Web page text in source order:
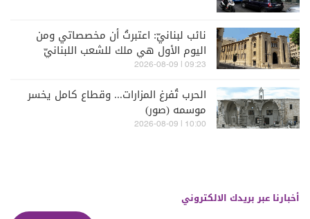
نائب لبنانيّ: اعتبرتُ أن مخصصاتي ومن
اليوم الأول هي ملك للشعب اللبنانيّ
09:23 | 2026-08-09
الحرب تُفرغ المزارات... وقطاع كامل يخسر
موسمه (صور)
10:00 | 2026-08-09
أخبارنا عبر بريدك الالكتروني